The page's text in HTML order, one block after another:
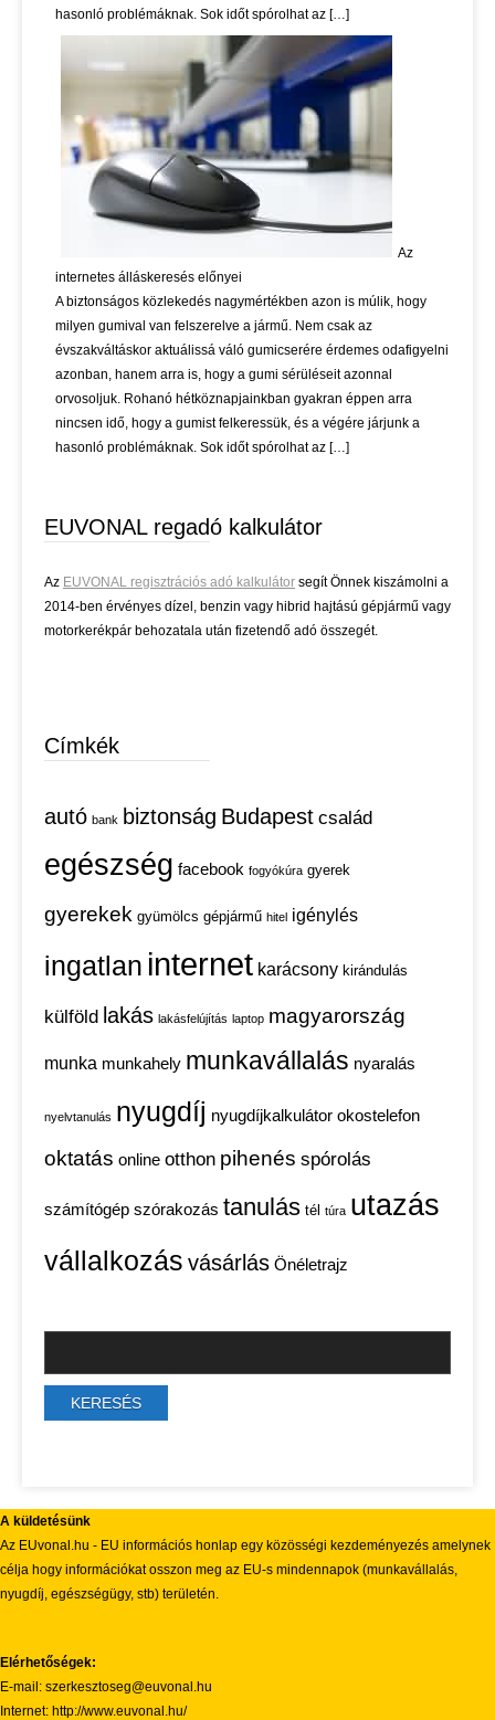
hasonló problémáknak. Sok időt spórolhat az […]
Az
internetes álláskeresés előnyei
A biztonságos közlekedés nagymértékben azon is múlik, hogy
milyen gumival van felszerelve a jármű. Nem csak az
évszakváltáskor aktuálissá váló gumicserére érdemes odafigyelni
azonban, hanem arra is, hogy a gumi sérüléseit azonnal
orvosoljuk. Rohanó hétköznapjainkban gyakran éppen arra
nincsen idő, hogy a gumist felkeressük, és a végére járjunk a
hasonló problémáknak. Sok időt spórolhat az […]
EUVONAL regadó kalkulátor
Az EUVONAL regisztrációs adó kalkulátor segít Önnek kiszámolni a
2014-ben érvényes dízel, benzin vagy hibrid hajtású gépjármű vagy
motorkerékpár behozatala után fizetendő adó összegét.
Címkék
autó bank biztonság Budapest család
egészség facebook fogyókúra gyerek
gyerekek gyümölcs gépjármű hitel igénylés
ingatlan internet karácsony kirándulás
külföld lakás lakásfelújítás laptop magyarország
munka munkahely munkavállalás nyaralás
nyelvtanulás nyugdíj nyugdíjkalkulátor okostelefon
oktatás online otthon pihenés spórolás
számítógép szórakozás tanulás tél túra utazás
vállalkozás vásárlás Önéletrajz
A küldetésünk
Az EUvonal.hu - EU információs honlap egy közösségi kezdeményezés amelynek
célja hogy információkat osszon meg az EU-s mindennapok (munkavállalás,
nyugdíj, egészségügy, stb) területén.
Elérhetőségek:
E-mail: szerkesztoseg@euvonal.hu
Internet: http://www.euvonal.hu/